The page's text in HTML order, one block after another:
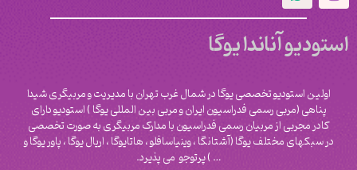
استودیو آناندا یوگا
اولین استودیو تخصصی یوگا در شمال غرب تهران با مدیریت و مربیگری شیدا
پناهی (مربی رسمی فدراسیون ایران و مربی بین المللی یوگا ) استودیو دارای
کادر مجربی از مربیان رسمی فدراسیون با مدارک مربیگری به صورت تخصصی
در سبکهای مختلف یوگا (آشتانگا ، وینیاسافلو ، هاتایوگا ، اریال یوگا ، پاور یوگا و
‌… ) پرتوجو می پذیرد.